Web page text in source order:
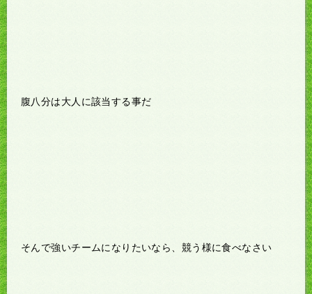
腹八分は大人に該当する事だ
そんで強いチームになりたいなら、競う様に食べなさい